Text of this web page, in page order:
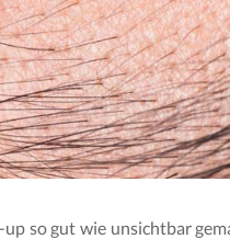
so gut wie unsichtbar